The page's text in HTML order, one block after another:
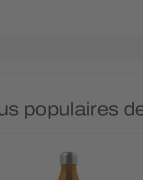
populaires